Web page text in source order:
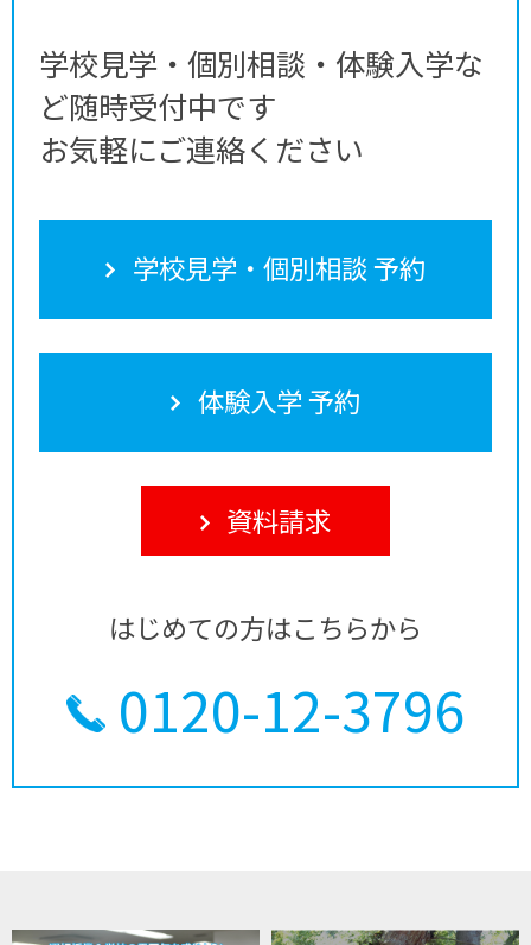
学校見学・個別相談・体験入学な
ど随時受付中です
お気軽にご連絡ください
学校見学・個別相談 予約
体験入学 予約
資料請求
はじめての方はこちらから
0120-12-3796